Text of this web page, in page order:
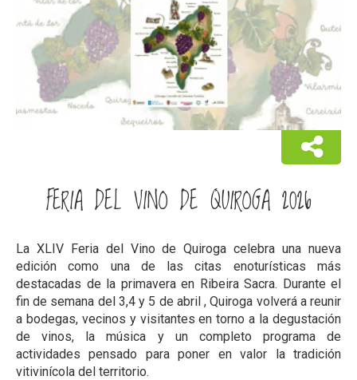
FERIA DEL VINO DE QUIROGA 2026
La XLIV Feria del Vino de Quiroga celebra una nueva
edición como una de las citas enoturísticas más
destacadas de la primavera en Ribeira Sacra. Durante el
fin de semana del 3,4 y 5 de abril , Quiroga volverá a reunir
a bodegas, vecinos y visitantes en torno a la degustación
de vinos, la música y un completo programa de
actividades pensado para poner en valor la tradición
vitivinícola del territorio.